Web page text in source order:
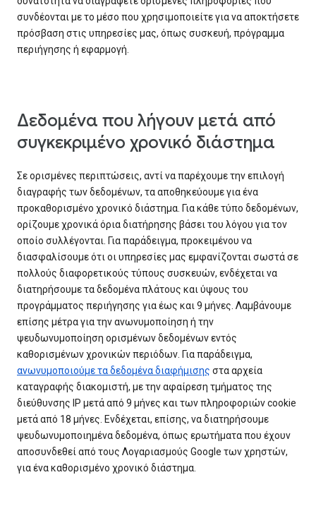
συνδέονται με το μέσο που χρησιμοποιείτε για να αποκτήσετε
πρόσβαση στις υπηρεσίες μας, όπως συσκευή, πρόγραμμα
περιήγησης ή εφαρμογή.
Δεδομένα που λήγουν μετά από
συγκεκριμένο χρονικό διάστημα
Σε ορισμένες περιπτώσεις, αντί να παρέχουμε την επιλογή
διαγραφής των δεδομένων, τα αποθηκεύουμε για ένα
προκαθορισμένο χρονικό διάστημα. Για κάθε τύπο δεδομένων,
ορίζουμε χρονικά όρια διατήρησης βάσει του λόγου για τον
οποίο συλλέγονται. Για παράδειγμα, προκειμένου να
διασφαλίσουμε ότι οι υπηρεσίες μας εμφανίζονται σωστά σε
πολλούς διαφορετικούς τύπους συσκευών, ενδέχεται να
διατηρήσουμε τα δεδομένα πλάτους και ύψους του
προγράμματος περιήγησης για έως και 9 μήνες. Λαμβάνουμε
επίσης μέτρα για την ανωνυμοποίηση ή την
ψευδωνυμοποίηση ορισμένων δεδομένων εντός
καθορισμένων χρονικών περιόδων. Για παράδειγμα,
ανωνυμοποιούμε τα δεδομένα διαφήμισης στα αρχεία
καταγραφής διακομιστή, με την αφαίρεση τμήματος της
διεύθυνσης IP μετά από 9 μήνες και των πληροφοριών cookie
μετά από 18 μήνες. Ενδέχεται, επίσης, να διατηρήσουμε
ψευδωνυμοποιημένα δεδομένα, όπως ερωτήματα που έχουν
αποσυνδεθεί από τους Λογαριασμούς Google των χρηστών,
για ένα καθορισμένο χρονικό διάστημα.